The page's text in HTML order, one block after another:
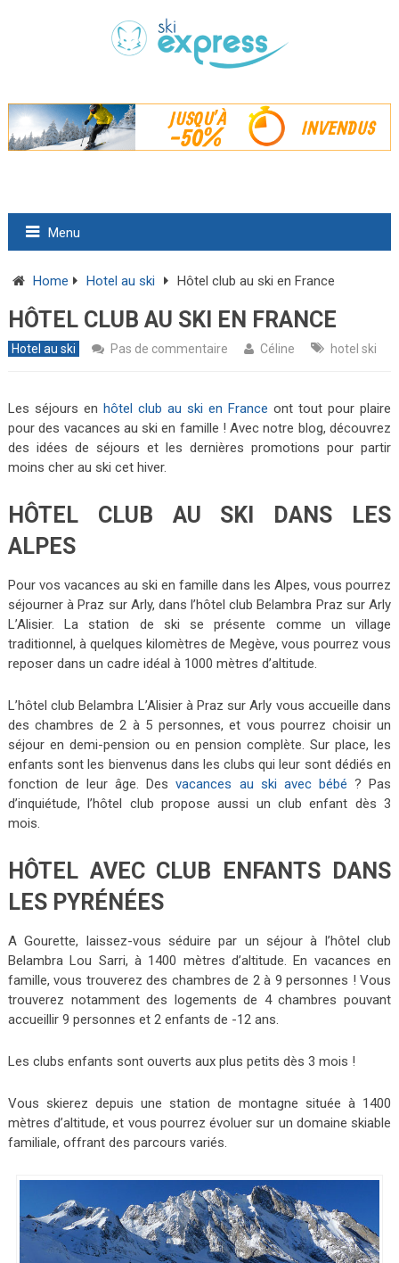
Menu
Home Hotel au ski Hôtel club au ski en France
HÔTEL CLUB AU SKI EN FRANCE
Hotel au ski Pas de commentaire Céline hotel ski
Les séjours en hôtel club au ski en France ont tout pour plaire
pour des vacances au ski en famille ! Avec notre blog, découvrez
des idées de séjours et les dernières promotions pour partir
moins cher au ski cet hiver.
HÔTEL CLUB AU SKI DANS LES
ALPES
Pour vos vacances au ski en famille dans les Alpes, vous pourrez
séjourner à Praz sur Arly, dans l’hôtel club Belambra Praz sur Arly
L’Alisier. La station de ski se présente comme un village
traditionnel, à quelques kilomètres de Megève, vous pourrez vous
reposer dans un cadre idéal à 1000 mètres d’altitude.
L’hôtel club Belambra L’Alisier à Praz sur Arly vous accueille dans
des chambres de 2 à 5 personnes, et vous pourrez choisir un
séjour en demi-pension ou en pension complète. Sur place, les
enfants sont les bienvenus dans les clubs qui leur sont dédiés en
fonction de leur âge. Desvacances au ski avec bébé ? Pas
d’inquiétude, l’hôtel club propose aussi un club enfant dès 3
mois.
HÔTEL AVEC CLUB ENFANTS DANS
LES PYRÉNÉES
A Gourette, laissez-vous séduire par un séjour à l’hôtel club
Belambra Lou Sarri, à 1400 mètres d’altitude. En vacances en
famille, vous trouverez des chambres de 2 à 9 personnes ! Vous
trouverez notamment des logements de 4 chambres pouvant
accueillir 9 personnes et 2 enfants de -12 ans.
Les clubs enfants sont ouverts aux plus petits dès 3 mois !
Vous skierez depuis une station de montagne située à 1400
mètres d’altitude, et vous pourrez évoluer sur un domaine skiable
familiale, offrant des parcours variés.